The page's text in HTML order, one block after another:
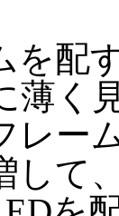
配
薄く
レー
して